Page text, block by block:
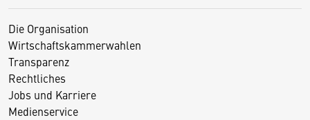
Die Organisation
Wirtschaftskammerwahlen
Transparenz
Rechtliches
Jobs und Karriere
Medienservice